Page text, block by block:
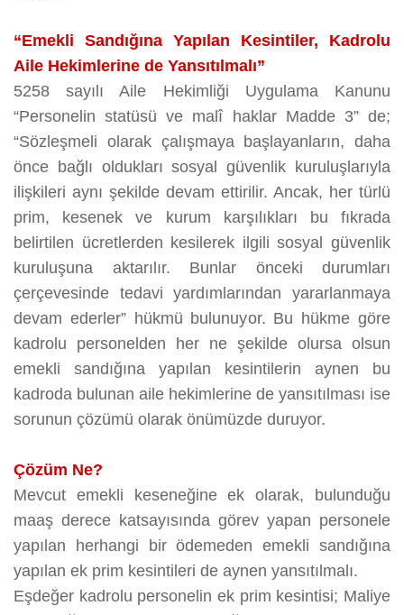
“Emekli Sandığına Yapılan Kesintiler, Kadrolu
Aile Hekimlerine de Yansıtılmalı”
5258 sayılı Aile Hekimliği Uygulama Kanunu
“Personelin statüsü ve malî haklar Madde 3” de;
“Sözleşmeli olarak çalışmaya başlayanların, daha
önce bağlı oldukları sosyal güvenlik kuruluşlarıyla
ilişkileri aynı şekilde devam ettirilir. Ancak, her türlü
prim, kesenek ve kurum karşılıkları bu fıkrada
belirtilen ücretlerden kesilerek ilgili sosyal güvenlik
kuruluşuna aktarılır. Bunlar önceki durumları
çerçevesinde tedavi yardımlarından yararlanmaya
devam ederler” hükmü bulunuyor. Bu hükme göre
kadrolu personelden her ne şekilde olursa olsun
emekli sandığına yapılan kesintilerin aynen bu
kadroda bulunan aile hekimlerine de yansıtılması ise
sorunun çözümü olarak önümüzde duruyor.
Çözüm Ne?
Mevcut emekli keseneğine ek olarak, bulunduğu
maaş derece katsayısında görev yapan personele
yapılan herhangi bir ödemeden emekli sandığına
yapılan ek prim kesintileri de aynen yansıtılmalı.
Eşdeğer kadrolu personelin ek prim kesintisi; Maliye